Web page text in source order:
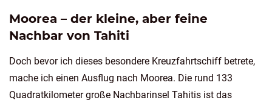
Moorea – der kleine, aber feine
Nachbar von Tahiti
Doch bevor ich dieses besondere Kreuzfahrtschiff betrete,
mache ich einen Ausflug nach Moorea. Die rund 133
Quadratkilometer große Nachbarinsel Tahitis ist das